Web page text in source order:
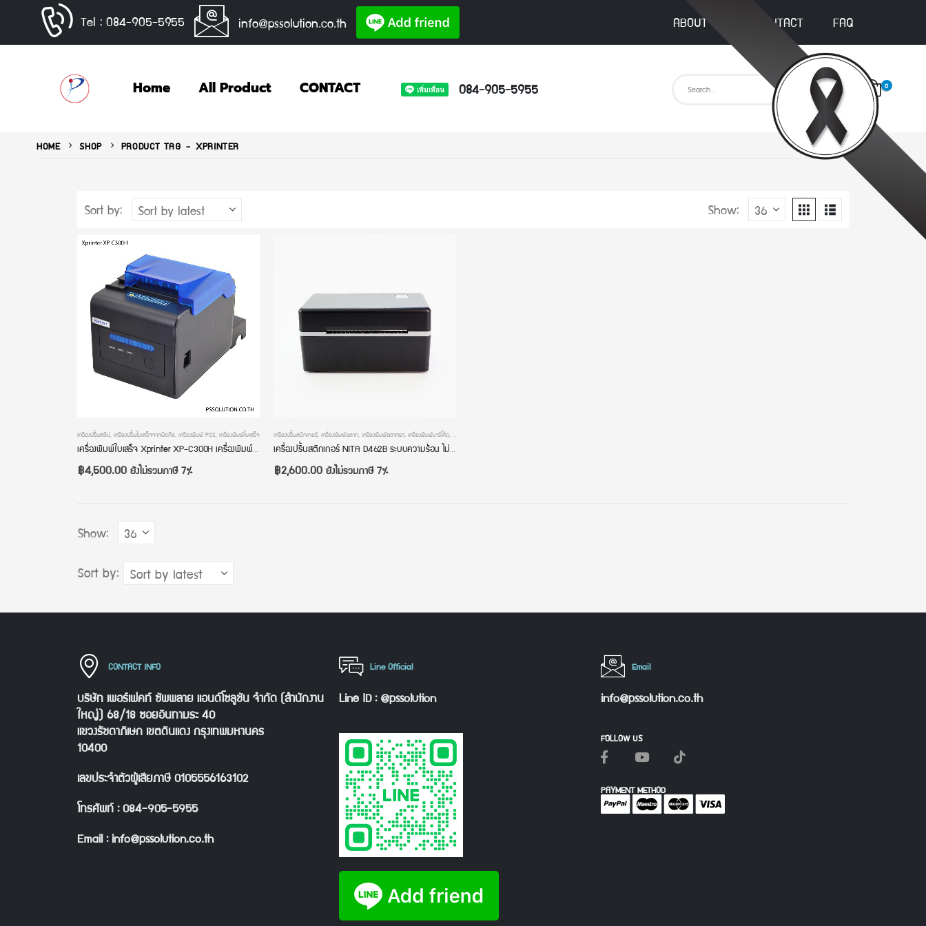
Tel : 084-905-5955 info@pssolution.co.th ABOUT US CONTACT FAQ
Home All Product CONTACT 084-905-5955 0
HOME SHOP PRODUCT TAG -XPRINTER
Sort by: Show:
เครื่องปริ้นสลิป,เครื่องปริ้นใบเสร็จจากมือถือ,เครื่องพิมพ์ POS,เครื่องพิมพ์ใบเสร็จ
เครื่องพิมพ์ใบเสร็จ Xprinter XP-C300H เครื่องพิมพ์ POS เครื่องปริ้นใบเสร็จ ขนาด 80mm/58mm ระบบความร้อน USB+LAN+RS232 มีไฟ มีเสียงแจ้งเตือน
฿4,500.00ยังไม่รวมภาษี 7%
เครื่องปริ้นสติกเกอร์,เครื่องพิมพ์ฉลาก,เครื่องพิมพ์ฉลากยา,เครื่องพิมพ์บาร์โค้ด,เครื่องพิมพ์สติกเกอร์
เครื่องปริ้นสติกเกอร์ NITA D462B ระบบความร้อน ไม่ต้องใช้หมึก มี Bluetooth พิมพ์ใบปะหน้าส่งของ Lazada Shopee
฿2,600.00ยังไม่รวมภาษี 7%
Show:
Sort by:
CONTACT INFO
บริษัท เพอร์เฟคท์ ซัพพลาย แอนด์โซลูชัน จำกัด (สำนักงาน
ใหญ่) 68/18 ซอยอินทามระ 40
แขวงรัชดาภิเษก เขตดินแดง กรุงเทพมหานคร
10400
เลขประจำตัวผู้เสียภาษี 0105556163102
โทรศัพท์ : 084-905-5955
Email : info@pssolution.co.th
Line Official
Line ID : @pssolution
Email
info@pssolution.co.th
FOLLOW US
PAYMENT METHOD